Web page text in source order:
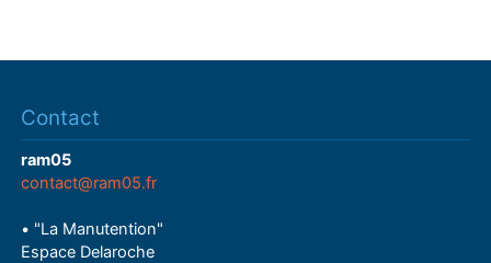
Contact
ram05
contact@ram05.fr
• "La Manutention"
Espace Delaroche